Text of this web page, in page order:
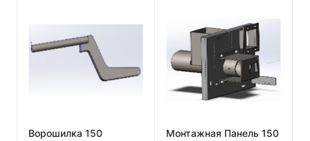
Ворошилка 150 Монтажная Панель 150